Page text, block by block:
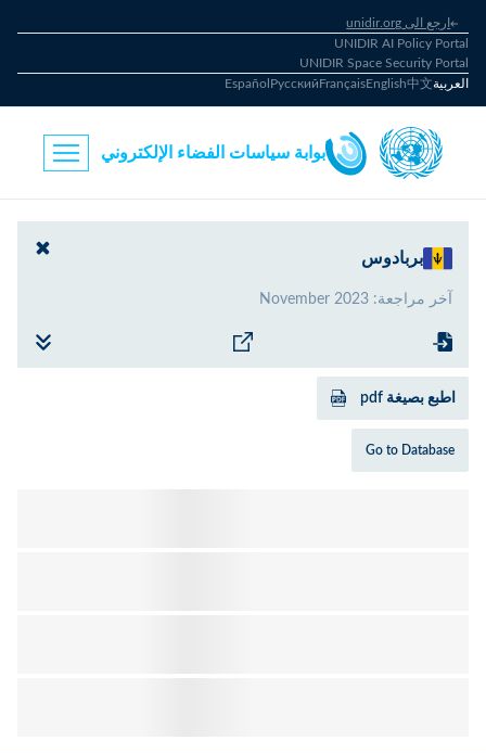
ارجع الى unidir.org
UNIDIR AI Policy Portal
UNIDIR Space Security Portal
العربية中文
English
Français
Русский
Español
بوابة سياسات الفضاء الإلكتروني
بربادوس
آخر مراجعة:
November 2023
اطبع بصيغة pdf
Go to Database